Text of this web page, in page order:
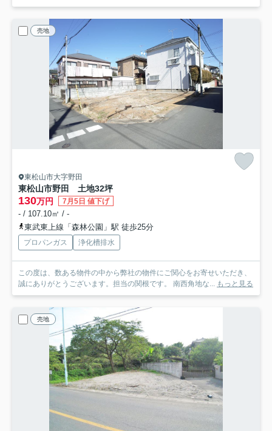
売地
東松山市大字野田
東松山市野田 土地32坪
130万円 7月5日 値下げ
- / 107.10㎡ / -
東武東上線「森林公園」駅 徒歩25分
プロパンガス 浄化槽排水
この度は、数ある物件の中から弊社の物件にご関心をお寄せいただき、
誠にありがとうございます。担当の関根です。 南西角地な...
もっと見る
売地